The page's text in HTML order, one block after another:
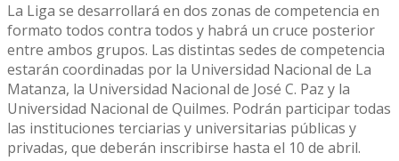
La Liga se desarrollará en dos zonas de competencia en
formato todos contra todos y habrá un cruce posterior
entre ambos grupos. Las distintas sedes de competencia
estarán coordinadas por la Universidad Nacional de La
Matanza, la Universidad Nacional de José C. Paz y la
Universidad Nacional de Quilmes. Podrán participar todas
las instituciones terciarias y universitarias públicas y
privadas, que deberán inscribirse hasta el 10 de abril.